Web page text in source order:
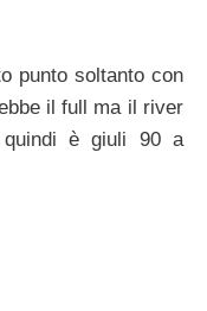
punto soltanto con
il full ma il river
è giuli 90 a